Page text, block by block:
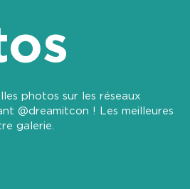
photos sur les réseaux
@dreamitcon ! Les meilleures
galerie.